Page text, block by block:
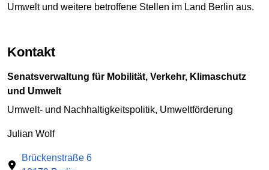
Umwelt und weitere betroffene Stellen im Land Berlin aus.
Kontakt
Senatsverwaltung für Mobilität, Verkehr, Klimaschutz
und Umwelt
Umwelt- und Nachhaltigkeitspolitik, Umweltförderung
Julian Wolf
Brückenstraße 6